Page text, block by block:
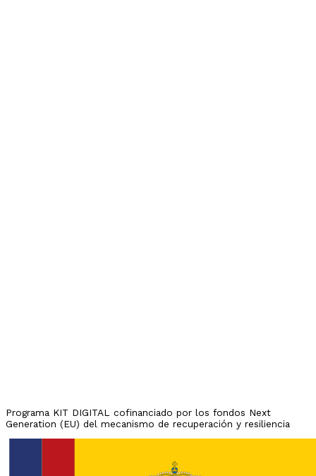
Programa KIT DIGITAL cofinanciado por los fondos Next
Generation (EU) del mecanismo de recuperación y resiliencia